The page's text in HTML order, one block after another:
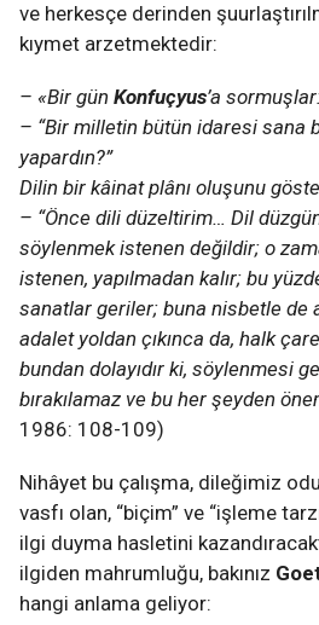
ve herkesçe derinden
kıymet arzetmektedir:
– «Bir gün Konfuçyus’a
– “Bir milletin bütün idaresi sana
yapardın?”
Dilin bir kâinat plânı oluşunu
– “Önce dili düzeltirim… Dil
söylenmek istenen değildir; o
istenen, yapılmadan kalır; bu
sanatlar geriler; buna nisbetle de
adalet yoldan çıkınca da, halk
bundan dolayıdır ki, söylenmesi
bırakılamaz ve bu her şeyden
1986: 108-109)
Nihâyet bu çalışma, dileğimiz
vasfı olan, “biçim” ve “işleme
ilgi duyma hasletini
ilgiden mahrumluğu, bakınız
hangi anlama geliyor: